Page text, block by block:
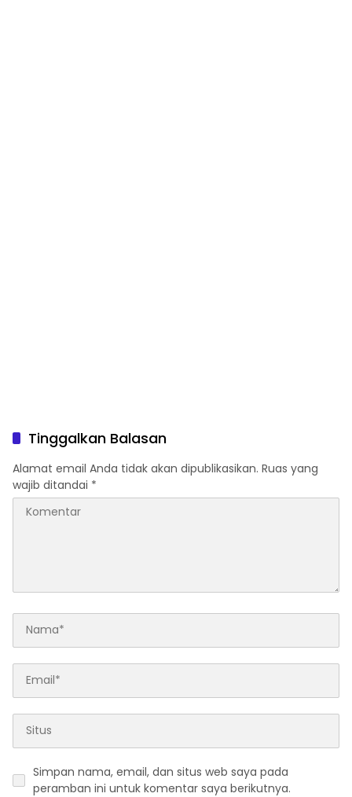
Tinggalkan Balasan
Alamat email Anda tidak akan dipublikasikan. Ruas yang
wajib ditandai *
Simpan nama, email, dan situs web saya pada
peramban ini untuk komentar saya berikutnya.